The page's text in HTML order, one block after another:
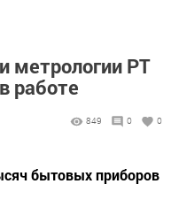
метрологии РТ
работе
849 0 0
бытовых приборов